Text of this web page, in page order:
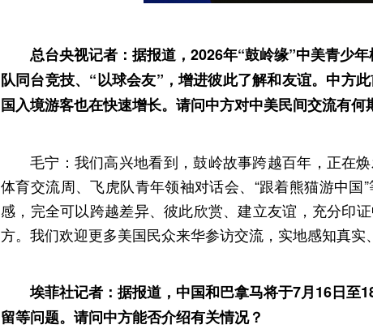
总台央视记者：据报道，2026年“鼓岭缘”中美青少
队同台竞技、“以球会友”，增进彼此了解和友谊。中方
国入境游客也在快速增长。请问中方对中美民间交流有何
毛宁：我们高兴地看到，鼓岭故事跨越百年，正在
体育交流周、飞虎队青年领袖对话会、“跟着熊猫游中
感，完全可以跨越差异、彼此欣赏、建立友谊，充分印
方。我们欢迎更多美国民众来华参访交流，实地感知真实
埃菲社记者：据报道，中国和巴拿马将于7月16日至
留等问题。请问中方能否介绍有关情况？